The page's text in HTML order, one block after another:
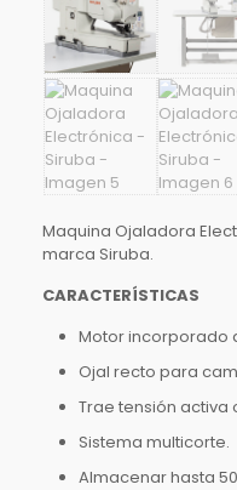
Maquina Ojaladora
marca Siruba.
CARACTERÍSTICAS
Motor incorporado
Ojal recto para
Trae tensión activa
Sistema multicorte.
Almacenar hasta